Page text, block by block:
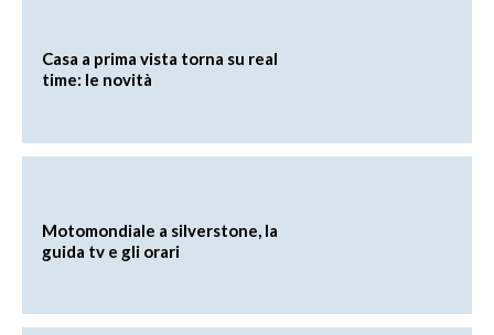
Casa a prima vista torna su real
time: le novità
Motomondiale a silverstone, la
guida tv e gli orari